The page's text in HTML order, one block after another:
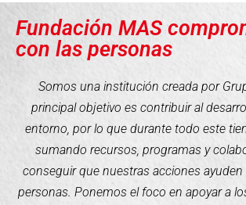
Fundación MAS
con las personas
Somos una institución creada por
principal objetivo es contribuir al
entorno, por lo que durante todo este
sumando recursos, programas y
conseguir que nuestras acciones ayuden
personas. Ponemos el foco en apoyar a